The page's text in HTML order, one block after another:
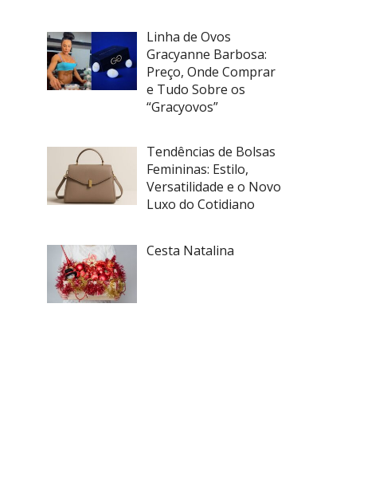
Linha de Ovos
Gracyanne Barbosa:
Preço, Onde Comprar
e Tudo Sobre os
“Gracyovos”
Tendências de Bolsas
Femininas: Estilo,
Versatilidade e o Novo
Luxo do Cotidiano
Cesta Natalina